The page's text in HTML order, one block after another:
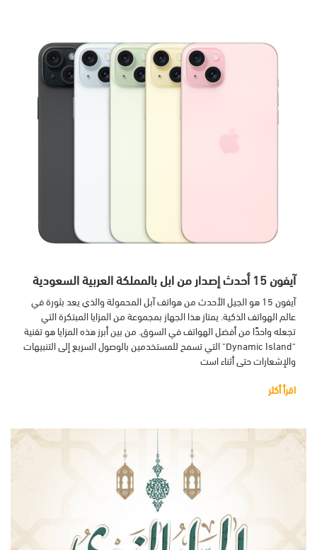
آيفون 15 أحدث إصدار من ابل بالمملكة العربية السعودية
آيفون 15 هو الجيل الأحدث من هواتف آبل المحمولة والذي يعد بثورة في
عالم الهواتف الذكية. يمتاز هذا الجهاز بمجموعة من المزايا المبتكرة التي
تجعله واحدًا من أفضل الهواتف في السوق. من بين أبرز هذه المزايا هو تقنية
"Dynamic Island" التي تسمح للمستخدمين بالوصول السريع إلى التنبيهات
والإشعارات حتى أثناء است
اقرأ أكثر